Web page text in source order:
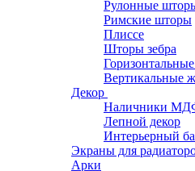
Рулонные
Римские шторы
Плиссе
Шторы зебра
Вертикальные
Декор
Наличники
Лепной декор
Интерьерный
Экраны для
Арки